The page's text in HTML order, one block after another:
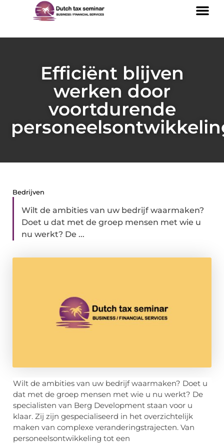
Efficiënt blijven
werken door
voortdurende
Bedrijven
Wilt de ambities van uw bedrijf waarmaken?
Doet u dat met de groep mensen met wie u
nu werkt? De ...
Wilt de ambities van uw bedrijf waarmaken? Doet u
dat met de groep mensen met wie u nu werkt? De
specialisten van Berg Development staan voor u
klaar. Zij zijn gespecialiseerd in het overzichtelijk
maken van complexe veranderingstrajecten. Van
personeelsontwikkeling tot een